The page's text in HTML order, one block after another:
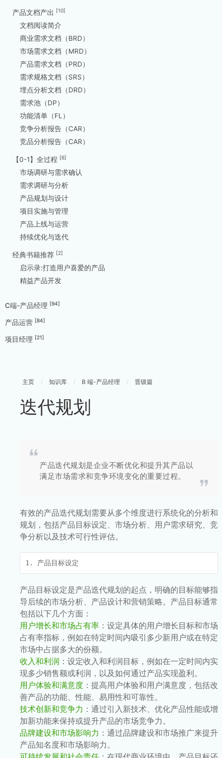
产品文档产出 [10]
文档阅读简介
商业需求文档（BRD）
市场需求文档（MRD）
产品需求文档（PRD）
需求规格文档（SRS）
埋点分析文档（DRD）
需求池（DP）
功能清单（FL）
竞争分析报告（CAR）
竞品分析报告（CAR）
【0-1】全过程 [6]
市场调研与需求确认
需求调研与分析
产品规划与设计
项目实施与管理
产品上线与运营
持续优化与迭代
经典书籍推荐 [2]
启示录:打造用户喜爱的产品
精益产品开发
C端-产品经理 [94]
产品运营 [84]
项目经理 [21]
主页 / 知识库 / B 端-产品经理 / 晋级篇
迭代规划
产品迭代规划是企业不断优化和提升其产品以
满足市场需求和竞争环境变化的重要过程。
有效的产品迭代规划需要从多个维度进行系统化的分析和
规划，包括产品目标设定、市场分析、用户需求研究、竞
争分析以及技术可行性评估。
1. 产品目标设定
产品目标设定是产品迭代规划的起点，明确的目标能够指
导后续的市场分析、产品设计和营销策略。产品目标通常
包括以下几个方面：
用户增长和市场占有率 ：设定具体的用户增长目标和市场
占有率指标，例如在特定时间内吸引多少新用户或在特定
市场中占据多大的份额。
收入和利润 ：设定收入和利润目标，例如在一定时间内实
现多少销售额或利润，以及如何通过产品实现盈利。
用户体验和满意度 ：提高用户体验和用户满意度，包括改
善产品的功能、性能、易用性和可靠性。
技术创新和竞争力 ：通过引入新技术、优化产品性能或增
加新功能来保持或提升产品的市场竞争力。
品牌建设和市场影响力 ：通过品牌建设和市场推广来提升
产品知名度和市场影响力。